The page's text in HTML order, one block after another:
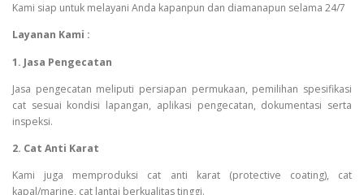
Kami siap untuk melayani Anda kapanpun dan diamanapun selama 24/7
Layanan Kami :
1. Jasa Pengecatan
Jasa pengecatan meliputi persiapan permukaan, pemilihan spesifikasi
cat sesuai kondisi lapangan, aplikasi pengecatan, dokumentasi serta
inspeksi.
2. Cat Anti Karat
Kami juga memproduksi cat anti karat (protective coating), cat
kapal/marine, cat lantai berkualitas tinggi.